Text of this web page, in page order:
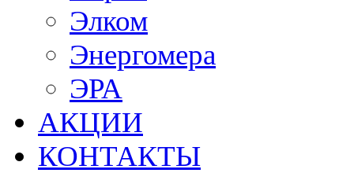
Элком
Энергомера
ЭРА
АКЦИИ
КОНТАКТЫ